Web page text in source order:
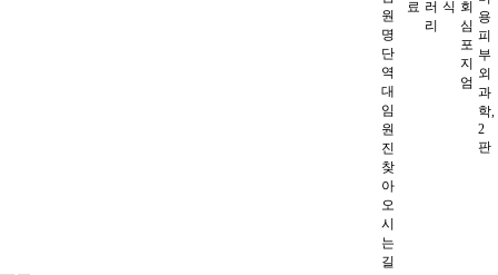
원
명
단
역
대
임
원
진
찾
아
오
시
는
길
료 러
리
식 회
심
포
지
엄
용
피
부
외
과
학,
2
판